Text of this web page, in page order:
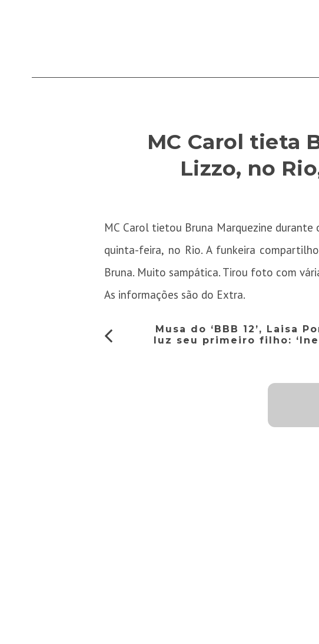
MC Carol tieta
Lizzo, no
MC Carol tietou Bruna Marquezine
quinta-feira, no Rio. A funkeira
Bruna. Muito sampática. Tirou foto com
As informações são do Extra.
Musa do ‘BBB 12’, Laisa
luz seu primeiro filho: